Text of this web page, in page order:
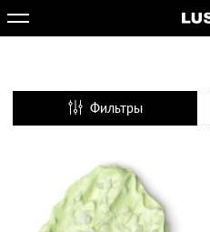
Фильтры